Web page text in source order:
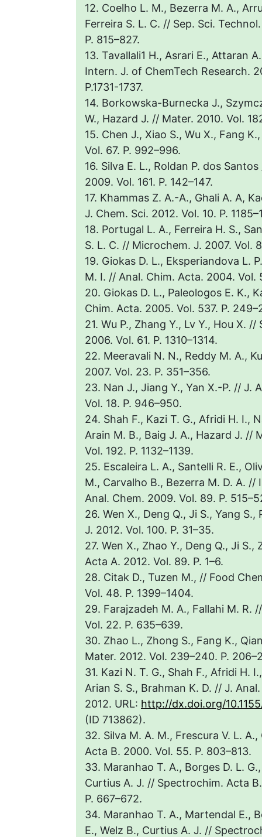
12. Coelho L. M., Bezerra M. A.,
Ferreira S. L. C. // Sep. Sci.
P. 815–827.
13. Tavallali1 H., Asrari E., Attaran
Intern. J. of ChemTech Research.
Р.1731-1737.
14. Borkowska-Burnecka J.,
W., Hazard J. // Mater. 2010. Vol.
15. Chen J., Xiao S., Wu X., Fang
Vol. 67. P. 992–996.
16. Silva E. L., Roldan P. dos
2009. Vol. 161. Р. 142–147.
17. Khammas Z. A.-A., Ghali A. A,
J. Chem. Sci. 2012. Vol. 10. P.
18. Portugal L. A., Ferreira H. S.,
S. L. C. // Microchem. J. 2007. Vol.
19. Giokas D. L., Eksperiandova L.
M. I. // Anal. Chim. Acta. 2004. Vol.
20. Giokas D. L., Paleologos E. K.,
Chim. Acta. 2005. Vol. 537. P.
21. Wu P., Zhang Y., Lv Y., Hou X.
2006. Vol. 61. P. 1310–1314.
22. Meeravali N. N., Reddy M. A.,
2007. Vol. 23. P. 351–356.
23. Nan J., Jiang Y., Yan X.-P. // J.
Vol. 18. P. 946–950.
24. Shah F., Kazi T. G., Afridi H. I.,
Arain M. B., Baig J. A., Hazard J. //
Vol. 192. P. 1132–1139.
25. Escaleira L. A., Santelli R. E.,
M., Carvalho B., Bezerra M. D. A. //
Anal. Chem. 2009. Vol. 89. P.
26. Wen X., Deng Q., Ji S., Yang
J. 2012. Vol. 100. P. 31–35.
27. Wen X., Zhao Y., Deng Q., Ji
Acta A. 2012. Vol. 89. P. 1–6.
28. Citak D., Tuzen M., // Food
Vol. 48. P. 1399–1404.
29. Farajzadeh M. A., Fallahi M. R.
Vol. 22. P. 635–639.
30. Zhao L., Zhong S., Fang K.,
Mater. 2012. Vol. 239–240. P.
31. Kazi N. T. G., Shah F., Afridi H.
Arian S. S., Brahman K. D. // J.
2012. URL: http://dx.doi.org/
(ID 713862).
32. Silva M. A. M., Frescura V. L.
Acta B. 2000. Vol. 55. P. 803–813.
33. Maranhao T. A., Borges D. L.
Curtius A. J. // Spectrochim. Acta
P. 667–672.
34. Maranhao T. A., Martendal E.,
E., Welz B., Curtius A. J. //